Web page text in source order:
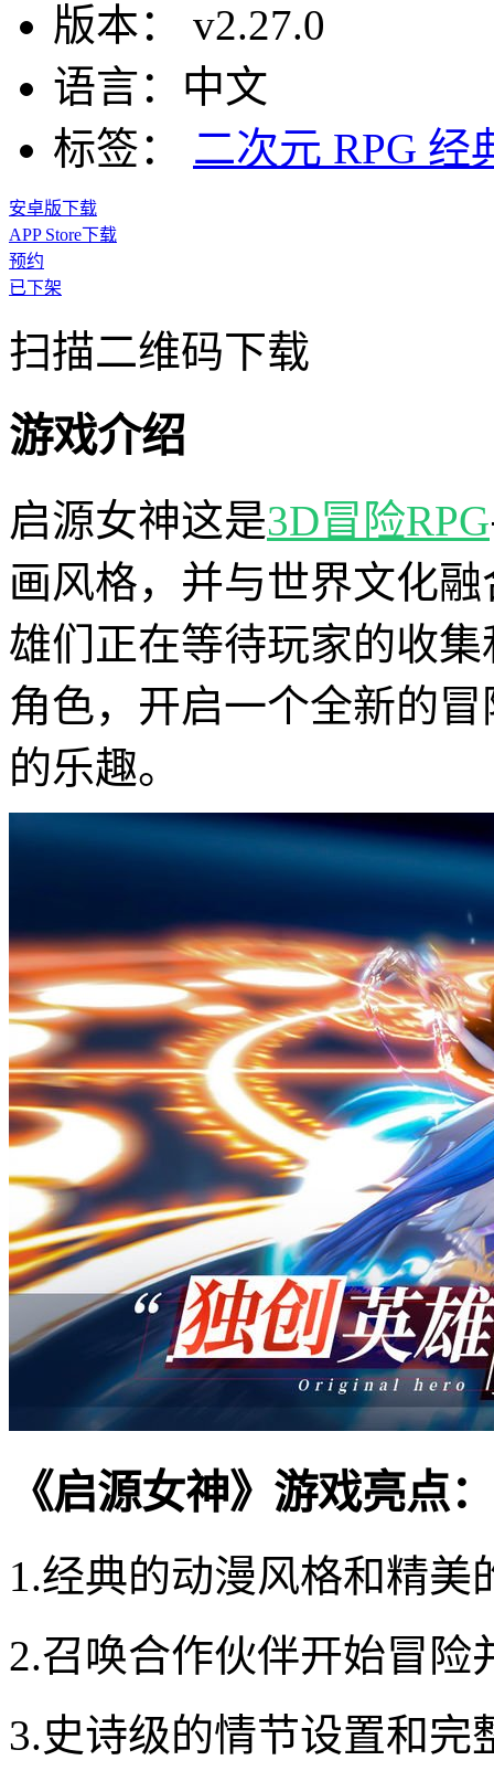
版本：
v2.27.0
语言： 中文
标签：
二次元 RPG 经
安卓版下载
APP Store下载
预约
已下架
扫描二维码下载
游戏介绍
启源女神这是3D冒险RPG
画风格，并与世界文化
雄们正在等待玩家的收
角色，开启一个全新的
的乐趣。
《启源女神》游戏亮点：
1.经典的动漫风格和精美
2.召唤合作伙伴开始冒险
3.史诗级的情节设置和完